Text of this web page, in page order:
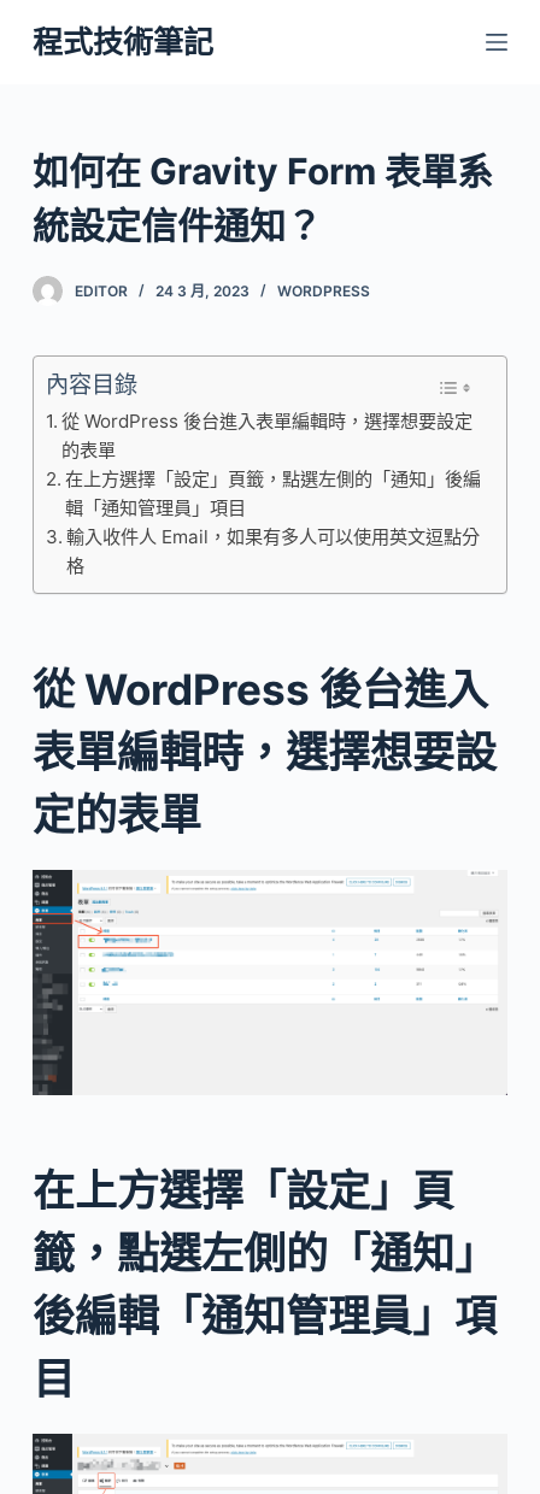
跳
至
內
容
程式技術筆記
如何在 Gravity Form 表單系
統設定信件通知？
EDITOR 24 3 月, 2023 WORDPRESS
內容目錄
從 WordPress 後台進入表單編輯時，選擇想要設定
的表單
在上方選擇「設定」頁籤，點選左側的「通知」後編
輯「通知管理員」項目
輸入收件人 Email，如果有多人可以使用英文逗點分
格
從 WordPress 後台進入
表單編輯時，選擇想要設
定的表單
在上方選擇「設定」頁
籤，點選左側的「通知」
後編輯「通知管理員」項
目